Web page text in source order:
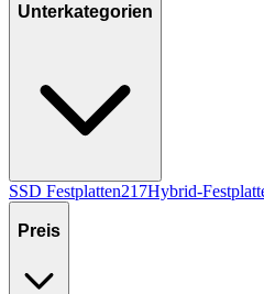
Unterkategorien
SSD Festplatten217Hybrid-
Preis